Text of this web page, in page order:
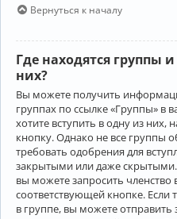
Вернуться к началу
Где находятся группы
них?
Вы можете получить
группах по ссылке «Группы» в
хотите вступить в одну из
кнопку. Однако не все группы
требовать одобрения для
закрытыми или даже
вы можете запросить членство
соответствующей кнопке. Если
в группе, вы можете отправить